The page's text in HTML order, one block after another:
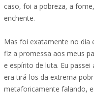
caso, foi a pobreza, a
enchente.
Mas foi exatamente no dia
fiz a promessa aos meus
e espírito de luta. Eu
era tirá-los da extrema
metaforicamente falando,